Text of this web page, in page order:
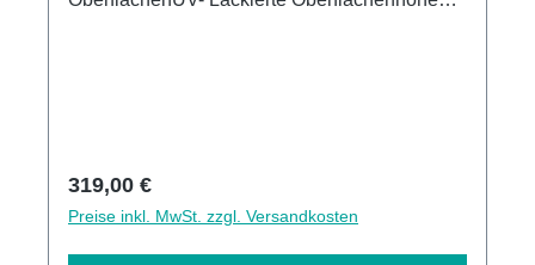
Regulärer Preis:
319,00 €
Preise inkl. MwSt. zzgl. Versandkosten